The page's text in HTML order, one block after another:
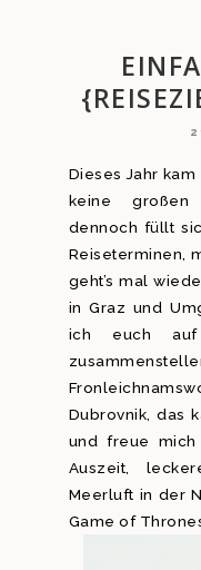
Dieses Jahr
keine großen
dennoch füllt
Reiseterminen,
geht’s mal
in Graz und
ich euch
Dubrovnik, das
und freue
Auszeit,
Meerluft in der
Game of